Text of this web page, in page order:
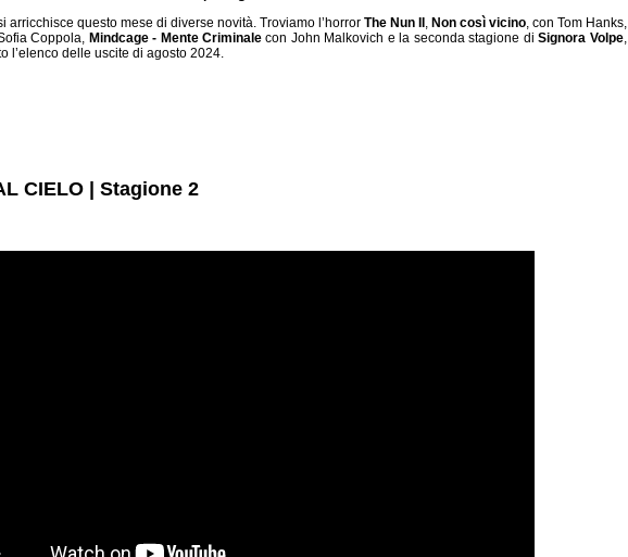
arricchisce questo mese di diverse novità. Troviamo l’horror The Nun II , Non così vicino, con Tom Hanks,
Coppola, Mindcage - Mente Criminale con John Malkovich e la seconda stagione diSignora Volpe,
l’elenco delle uscite di agosto 2024.
CIELO | Stagione 2